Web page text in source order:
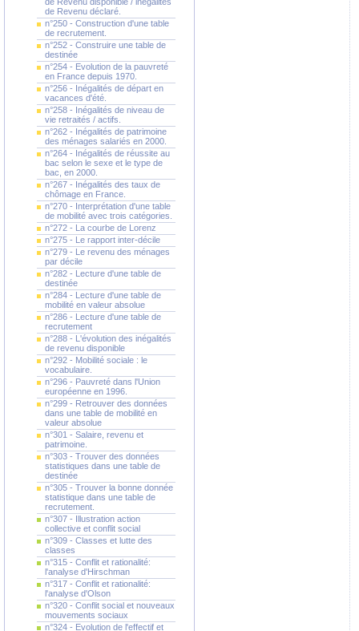
de Revenu déclaré.
n°250 - Construction d'une table
de recrutement.
n°252 - Construire une table de
destinée
n°254 - Evolution de la pauvreté
en France depuis 1970.
n°256 - Inégalités de départ en
vacances d'été.
n°258 - Inégalités de niveau de
vie retraités / actifs.
n°262 - Inégalités de patrimoine
des ménages salariés en 2000.
n°264 - Inégalités de réussite au
bac selon le sexe et le type de
bac, en 2000.
n°267 - Inégalités des taux de
chômage en France.
n°270 - Interprétation d'une table
de mobilité avec trois catégories.
n°272 - La courbe de Lorenz
n°275 - Le rapport inter-décile
n°279 - Le revenu des ménages
par décile
n°282 - Lecture d'une table de
destinée
n°284 - Lecture d'une table de
mobilité en valeur absolue
n°286 - Lecture d'une table de
recrutement
n°288 - L'évolution des inégalités
de revenu disponible
n°292 - Mobilité sociale : le
vocabulaire.
n°296 - Pauvreté dans l'Union
européenne en 1996.
n°299 - Retrouver des données
dans une table de mobilité en
valeur absolue
n°301 - Salaire, revenu et
patrimoine.
n°303 - Trouver des données
statistiques dans une table de
destinée
n°305 - Trouver la bonne donnée
statistique dans une table de
recrutement.
n°307 - Illustration action
collective et conflit social
n°309 - Classes et lutte des
classes
n°315 - Conflit et rationalité:
l'analyse d'Hirschman
n°317 - Conflit et rationalité:
l'analyse d'Olson
n°320 - Conflit social et nouveaux
mouvements sociaux
n°324 - Evolution de l'effectif et